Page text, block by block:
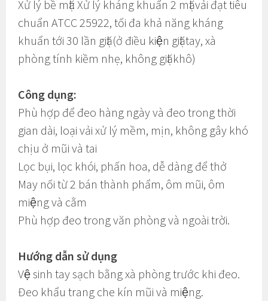
Xử lý bề mặt: Xử lý kháng khuẩn 2 mặt vải đạt tiêu
chuẩn ATCC 25922, tối đa khả năng kháng
khuẩn tới 30 lần giặt (ở điều kiện giặt tay, xà
phòng tính kiềm nhẹ, không giặt khô)
Công dụng:
Phù hợp để đeo hàng ngày và đeo trong thời
gian dài, loại vải xử lý mềm, mịn, không gây khó
chịu ở mũi và tai
Lọc bụi, lọc khói, phấn hoa, dễ dàng để thở
May nối từ 2 bán thành phẩm, ôm mũi, ôm
miệng và cằm
Phù hợp đeo trong văn phòng và ngoài trời.
Hướng dẫn sử dụng
Vệ sinh tay sạch bằng xà phòng trước khi đeo.
Đeo khẩu trang che kín mũi và miệng.